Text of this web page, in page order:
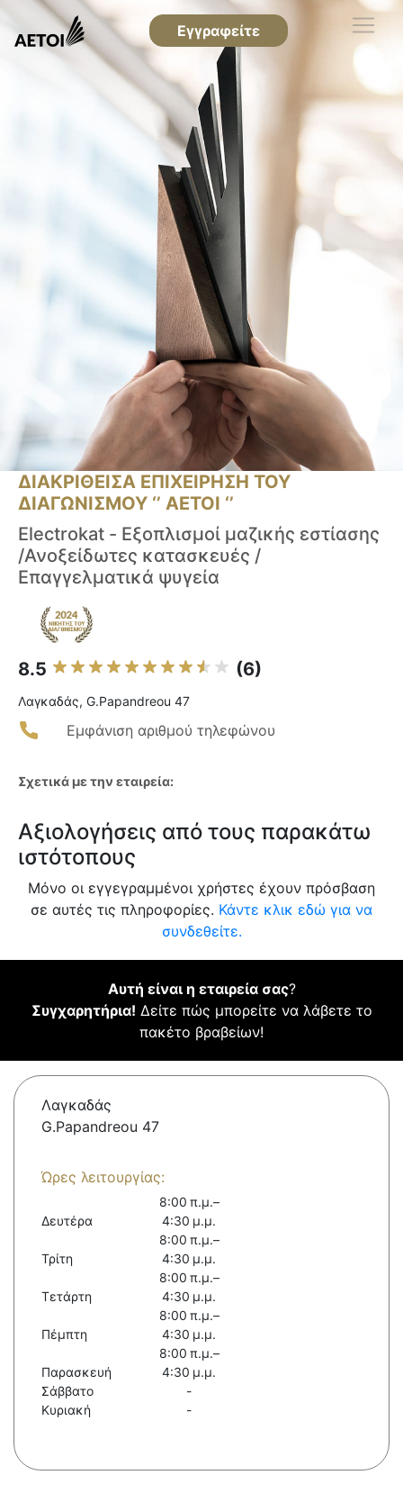
Εγγραφείτε
ΔΙΑΚΡΙΘΕΙΣΑ ΕΠΙΧΕΙΡΗΣΗ ΤΟΥ
ΔΙΑΓΩΝΙΣΜΟΥ ‘’ ΑΕΤΟΙ ‘’
Electrokat - Εξοπλισμοί μαζικής εστίασης
/Ανοξείδωτες κατασκευές /
Επαγγελματικά ψυγεία
8.5 (6)
Λαγκαδάς, G.Papandreou 47
Εμφάνιση αριθμού τηλεφώνου
Σχετικά με την εταιρεία:
Αξιολογήσεις από τους παρακάτω
ιστότοπους
Μόνο οι εγγεγραμμένοι χρήστες έχουν πρόσβαση
σε αυτές τις πληροφορίες. Κάντε κλικ εδώ για να
συνδεθείτε.
Αυτή είναι η εταιρεία σας?
Συγχαρητήρια! Δείτε πώς μπορείτε να λάβετε το
πακέτο βραβείων!
Λαγκαδάς
G.Papandreou 47
Ώρες λειτουργίας:
Δευτέρα
8:00 π.μ.–
4:30 μ.μ.
Τρίτη
8:00 π.μ.–
4:30 μ.μ.
Τετάρτη
8:00 π.μ.–
4:30 μ.μ.
Πέμπτη
8:00 π.μ.–
4:30 μ.μ.
Παρασκευή
8:00 π.μ.–
4:30 μ.μ.
Σάββατο
-
Κυριακή
-